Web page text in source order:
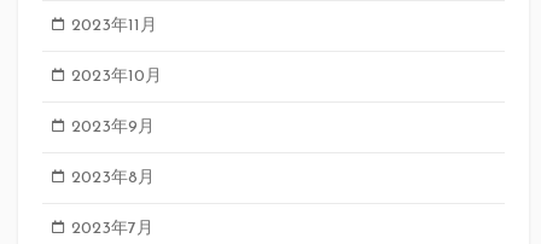
2023年11月
2023年10月
2023年9月
2023年8月
2023年7月